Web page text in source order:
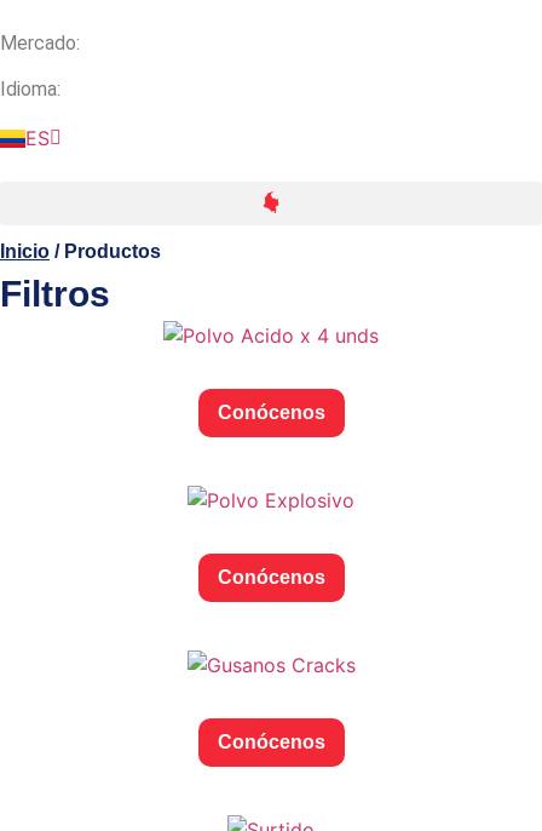
al
Mercado:
Idioma:
ES
EN
Inicio / Productos
Filtros
Conócenos
Conócenos
Conócenos